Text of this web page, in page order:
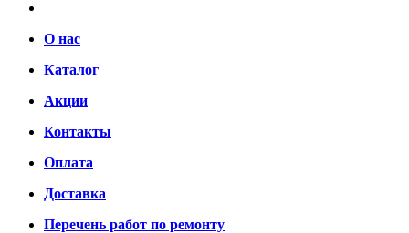
О нас
Каталог
Акции
Контакты
Оплата
Доставка
Перечень работ по ремонту